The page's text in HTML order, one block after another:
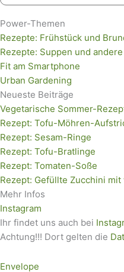
nach:
Power-Themen
Rezepte: Frühstück und
Rezepte: Suppen und
Fit am Smartphone
Urban Gardening
Neueste Beiträge
Vegetarische Sommer-
Rezept: Tofu-Möhren-
Rezept: Sesam-Ringe
Rezept: Tofu-Bratlinge
Rezept: Tomaten-Soße
Rezept: Gefüllte Zucchini mit
Mehr Infos
Instagram
Ihr findet uns auch bei
Achtung!!! Dort gelten die
Envelope